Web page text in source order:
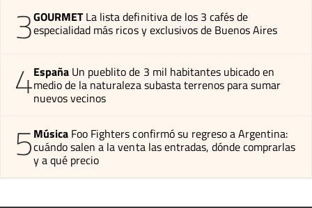
3GOURMET La lista definitiva de los 3 cafés de
especialidad más ricos y exclusivos de Buenos Aires
4España Un pueblito de 3 mil habitantes ubicado en
medio de la naturaleza subasta terrenos para sumar
nuevos vecinos
5Música Foo Fighters confirmó su regreso a Argentina:
cuándo salen a la venta las entradas, dónde comprarlas
y a qué precio